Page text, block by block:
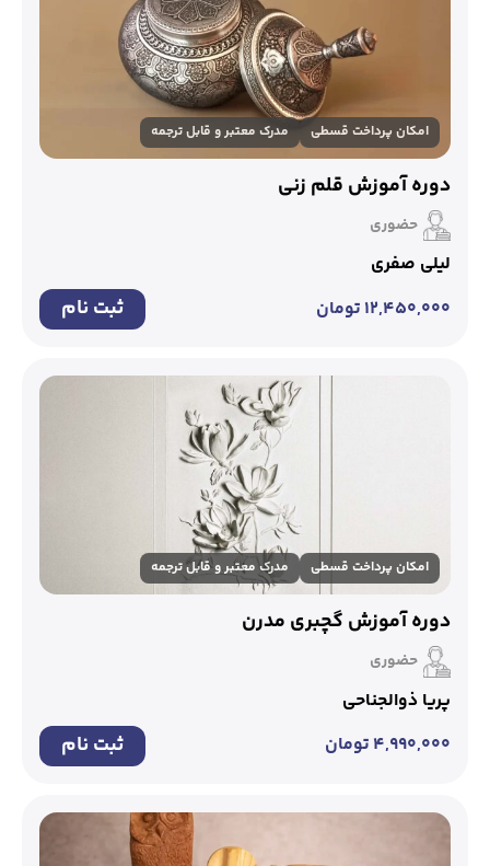
امکان پرداخت قسطی مدرک معتبر و قابل ترجمه
دوره آموزش قلم زنی
حضوری
لیلی صفری
۱۲,۴۵۰,۰۰۰ تومان ثبت نام
امکان پرداخت قسطی مدرک معتبر و قابل ترجمه
دوره آموزش گچبری مدرن
حضوری
پریا ذوالجناحی
۴,۹۹۰,۰۰۰ تومان ثبت نام